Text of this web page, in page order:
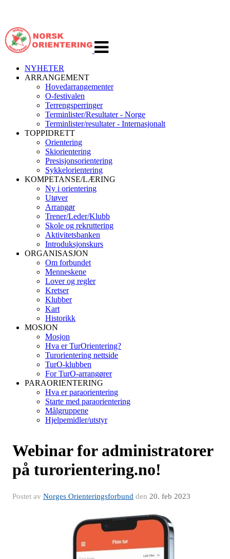
navigasjon
NYHETER
ARRANGEMENT
Hovedarrangementer
O-festivalen
Terrengsperringer
Terminlister/Resultater - Norge
Terminlister/resultater - Internasjonalt
TOPPIDRETT
Orientering
Skiorientering
Presisjonsorientering
Sykkelorientering
KOMPETANSE/LÆRING
Ny i orientering
Utøver
Arrangør
Trener/Leder/Klubb
Skole og rekruttering
Aktivitetsbanken
Introduksjonskurs
ORGANISASJON
Om forbundet
Menneskene
Lover og regler
Kretser
Klubber
Kart
Historikk
MOSJON
Mosjon
Hva er TurOrientering?
Turorientering nettside
TurO-klubben
For TurO-arrangører
PARAORIENTERING
Hva er paraorientering
Starte med paraorientering
Målgruppene
Hjelpemidler/utstyr
Webinar for administratorer
på turorientering.no!
Postet av Norges Orienteringsforbund den 20. feb 2023